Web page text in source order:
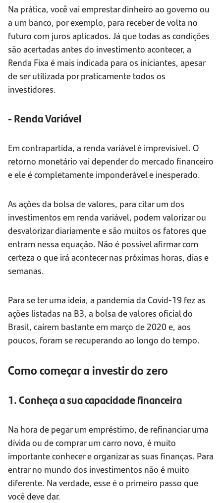
Na prática, você vai emprestar dinheiro ao governo ou
a um banco, por exemplo, para receber de volta no
futuro com juros aplicados. Já que todas as condições
são acertadas antes do investimento acontecer, a
Renda Fixa é mais indicada para os iniciantes, apesar
de ser utilizada por praticamente todos os
investidores.
- Renda Variável
Em contrapartida, a renda variável é imprevisível. O
retorno monetário vai depender do mercado financeiro
e ele é completamente imponderável e inesperado.
As ações da bolsa de valores, para citar um dos
investimentos em renda variável, podem valorizar ou
desvalorizar diariamente e são muitos os fatores que
entram nessa equação. Não é possível afirmar com
certeza o que irá acontecer nas próximas horas, dias e
semanas.
Para se ter uma ideia, a pandemia da Covid-19 fez as
ações listadas na B3, a bolsa de valores oficial do
Brasil, caírem bastante em março de 2020 e, aos
poucos, foram se recuperando ao longo do tempo.
Como começar a investir do zero
1. Conheça a sua capacidade financeira
Na hora de pegar um empréstimo, de refinanciar uma
dívida ou de comprar um carro novo, é muito
importante conhecer e organizar as suas finanças. Para
entrar no mundo dos investimentos não é muito
diferente. Na verdade, esse é o primeiro passo que
você deve dar.